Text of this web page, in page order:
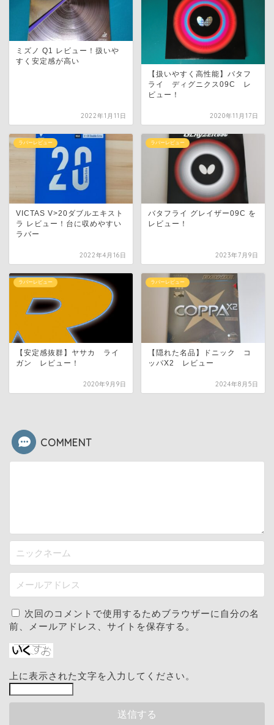
ミズノ Q1 レビュー！扱いや
すく安定感が高い
2022年1月11日
【扱いやすく高性能】バタフ
ライ ディグニクス09C レ
ビュー！
2020年11月17日
ラバーレビュー
VICTAS V>20ダブルエキスト
ラ レビュー！台に収めやすい
ラバー
2022年4月16日
ラバーレビュー
バタフライ グレイザー09C を
レビュー！
2023年7月9日
ラバーレビュー
【安定感抜群】ヤサカ ライ
ガン レビュー！
2020年9月9日
ラバーレビュー
【隠れた名品】ドニック コ
ッパX2 レビュー
2024年8月5日
COMMENT
次回のコメントで使用するためブラウザーに自分の名
前、メールアドレス、サイトを保存する。
上に表示された文字を入力してください。